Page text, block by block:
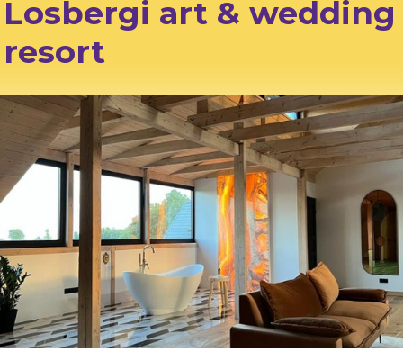
Losbergi art & wedding
resort